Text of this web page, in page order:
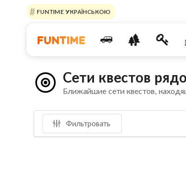
FUNTIME УКРАЇНСЬКОЮ
Сети квестов
Ближайшие сети квестов,
Фильтровать